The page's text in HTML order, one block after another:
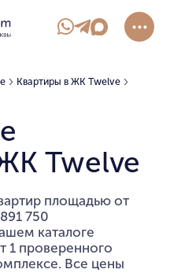
Квартиры в ЖК Twelve
Twelve
площадью от
750
каталоге
1 проверенного
Все цены